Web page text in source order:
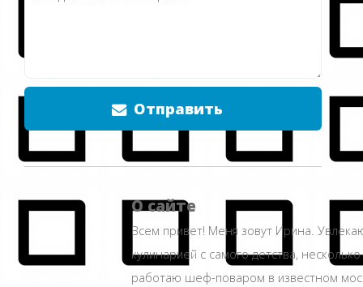
Отправить
О сайте
Всем привет! Меня зовут Ирина.
кулинарией с самого детства,
работаю шеф-поваром в известном